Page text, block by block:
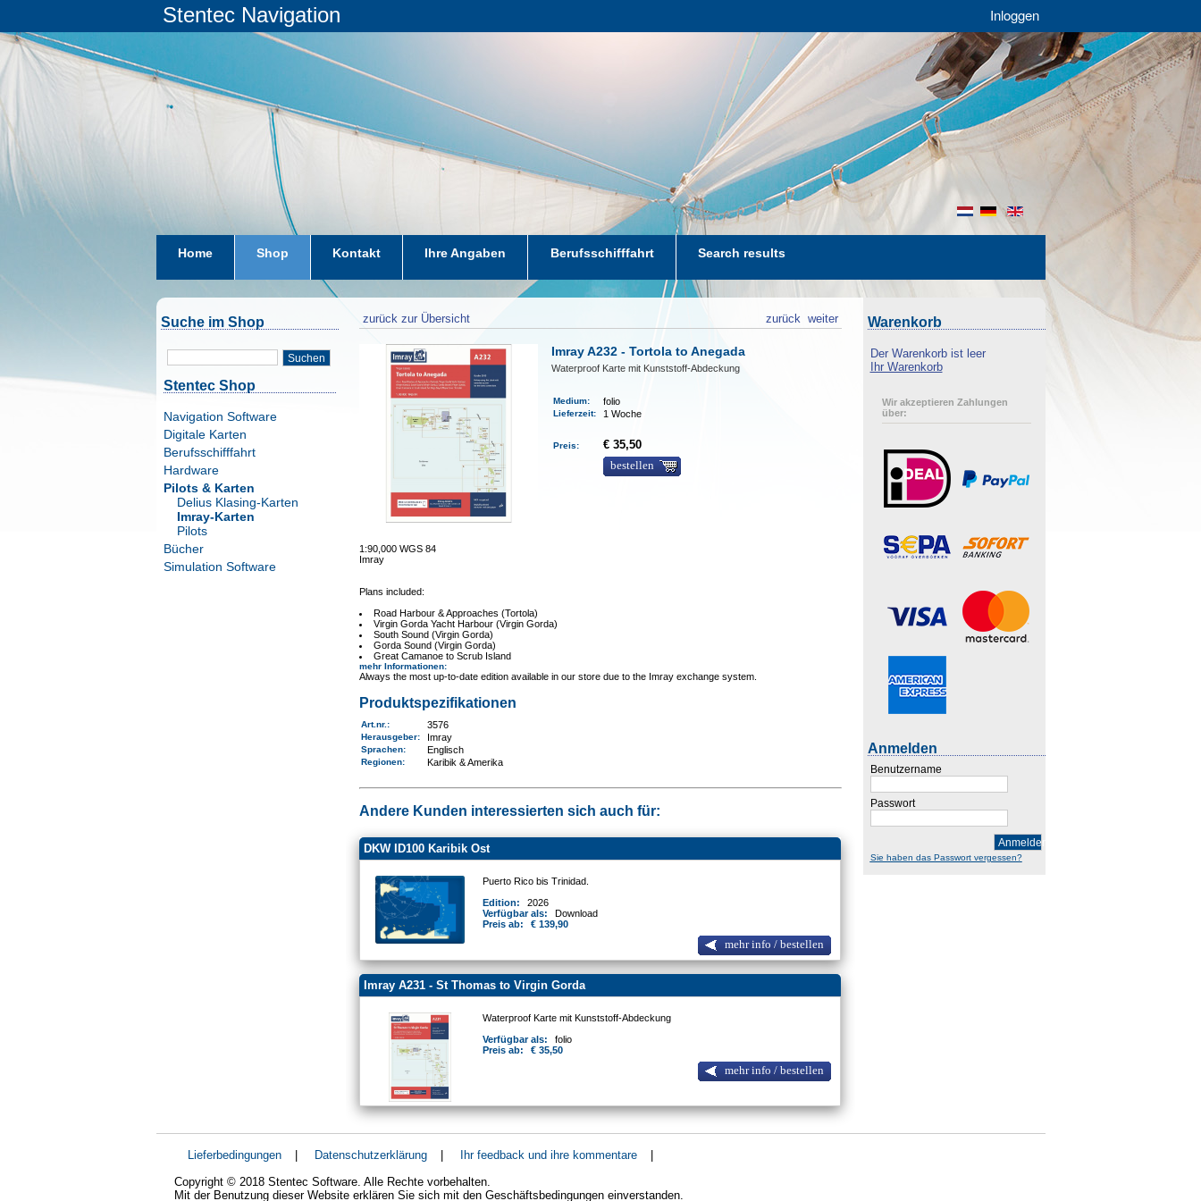
Stentec Navigation Inloggen
en
de
nl
Home Shop Kontakt Ihre Angaben Berufsschifffahrt Search results
Suche im Shop
Suchen
Stentec Shop
Navigation Software
Digitale Karten
Berufsschifffahrt
Hardware
Pilots & Karten
Delius Klasing-Karten
Imray-Karten
Pilots
Bücher
Simulation Software
zurück zur Übersicht weiter
zurück
Imray A232 - Tortola to Anegada
Waterproof Karte mit Kunststoff-Abdeckung
Medium: folio
Lieferzeit: 1 Woche
Preis:
€ 35,50
bestellen
1:90,000 WGS 84
Imray
Plans included:
Road Harbour & Approaches (Tortola)
Virgin Gorda Yacht Harbour (Virgin Gorda)
South Sound (Virgin Gorda)
Gorda Sound (Virgin Gorda)
Great Camanoe to Scrub Island
mehr Informationen:
Always the most up-to-date edition available in our store due to the Imray exchange system.
Produktspezifikationen
Art.nr. : 3576
Herausgeber: Imray
Sprachen: Englisch
Regionen: Karibik & Amerika
Andere Kunden interessierten sich auch für:
DKW ID100 Karibik Ost
Puerto Rico bis Trinidad.
Edition:
2026
Verfügbar als:
Download
Preis ab:
€ 139,90
mehr info / bestellen
Imray A231 - St Thomas to Virgin Gorda
Waterproof Karte mit Kunststoff-Abdeckung
Verfügbar als:
folio
Preis ab:
€ 35,50
mehr info / bestellen
Warenkorb
Der Warenkorb ist leer
Ihr Warenkorb
Wir akzeptieren Zahlungen
über:
Anmelden
Benutzername
Passwort
Anmelden
Sie haben das Passwort vergessen?
Lieferbedingungen | Datenschutzerklärung | Ihr feedback und ihre kommentare
|
Copyright © 2018 Stentec Software. Alle Rechte vorbehalten.
Mit der Benutzung dieser Website erklären Sie sich mit den Geschäftsbedingungen einverstanden.